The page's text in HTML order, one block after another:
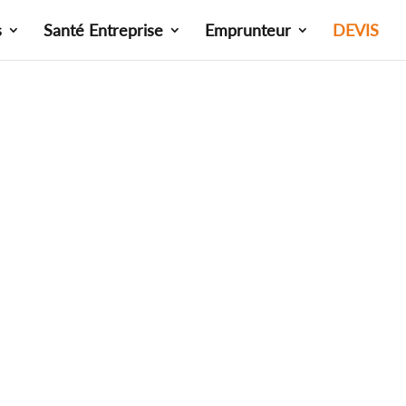
Santé Entreprise Emprunteur DEVIS